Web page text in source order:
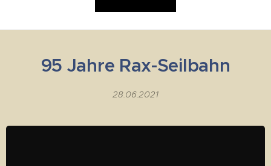
95 Jahre Rax-Seilbahn
28.06.2021